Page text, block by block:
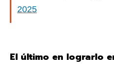
2025
El último en lograrlo